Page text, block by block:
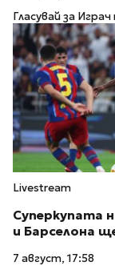
Гласувай за
Livestream
Суперкупата
и Барселона
7 август, 17:58